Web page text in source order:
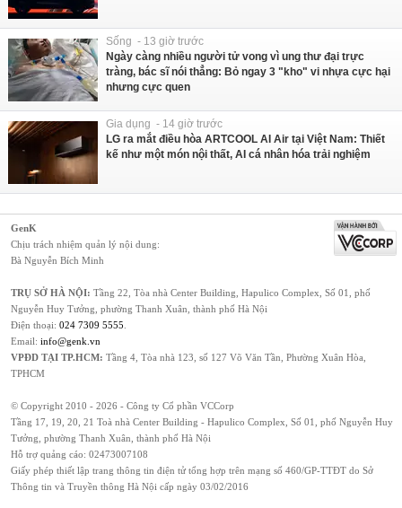
Sống - 13 giờ trước
Ngày càng nhiều người tử vong vì ung thư đại trực
tràng, bác sĩ nói thẳng: Bỏ ngay 3 "kho" vi nhựa cực hại
nhưng cực quen
Gia dụng - 14 giờ trước
LG ra mắt điều hòa ARTCOOL AI Air tại Việt Nam: Thiết
kế như một món nội thất, AI cá nhân hóa trải nghiệm
GenK
Chịu trách nhiệm quản lý nội dung:
Bà Nguyễn Bích Minh
TRỤ SỞ HÀ NỘI: Tầng 22, Tòa nhà Center Building, Hapulico Complex, Số 01, phố
Nguyễn Huy Tưởng, phường Thanh Xuân, thành phố Hà Nội
Điện thoại: 024 7309 5555
Email: info@genk.vn
VPĐD TẠI TP.HCM: Tầng 4, Tòa nhà 123, số 127 Võ Văn Tần, Phường Xuân Hòa,
TPHCM
© Copyright 2010 - 2026 - Công ty Cổ phần VCCorp
Tầng 17, 19, 20, 21 Toà nhà Center Building - Hapulico Complex, Số 01, phố Nguyễn Huy
Tưởng, phường Thanh Xuân, thành phố Hà Nội
Hỗ trợ quảng cáo: 02473007108
Giấy phép thiết lập trang thông tin điện tử tổng hợp trên mạng số 460/GP-TTĐT do Sở
Thông tin và Truyền thông Hà Nội cấp ngày 03/02/2016